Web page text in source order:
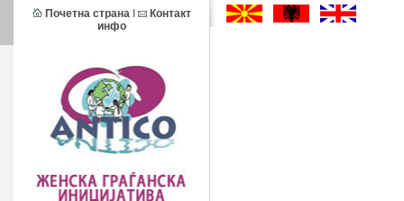
Почетна страна
Контакт
инфо